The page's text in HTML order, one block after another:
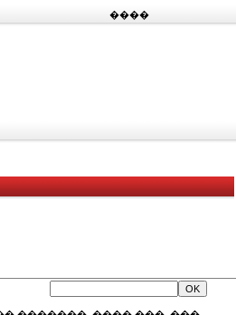
����